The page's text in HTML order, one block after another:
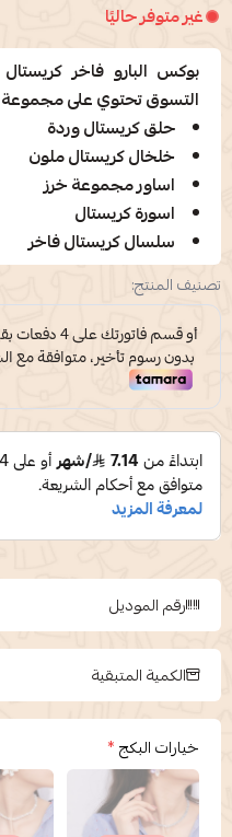
غير متوفر حاليًا
التسوق تحتوي على مجموعة
حلق كريستال وردة
خلخال كريستال ملون
اساور مجموعة خرز
اسورة كريستال
سلسال كريستال فاخر
تصنيف المنتج:
رقم الموديل
الكمية المتبقية
خيارات البكج*